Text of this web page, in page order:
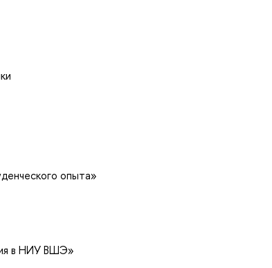
опыта»
в НИУ ВШЭ»